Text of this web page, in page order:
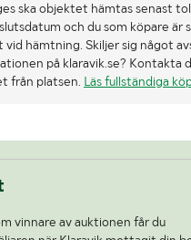
ska objektet hämtas senast
och du som köpare är
hämtning. Skiljer sig något
på klaravik.se? Kontakta
från platsen. Läs fullständiga
vinnare av auktionen får du